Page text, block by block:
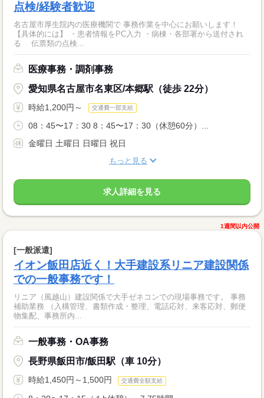
点検/経験者歓迎
名古屋市厚生院内の医療機関で 事務作業を中心にお願いします！
【具体的には】 ・患者情報をPC入力 ・病棟・各部署から送付され
る 伝票類の点検...
医療事務・調剤事務
愛知県名古屋市名東区/本郷駅（徒歩 22分）
時給1,200円～ 交通費一部支給
08：45〜17：30 8：45〜17：30（休憩60分）...
金曜日 土曜日 日曜日 祝日
もっと見る
求人詳細を見る
1週間以内公開
[一般派遣]
イオン飯田店近く！大手建設系リニア建設関係
での一般事務です！
リニア（風越山）建設関係で大手ゼネコンでの現場事務です。 事務
補助業務 （入構管理、書類作成・整理、電話応対、来客応対、郵便
物集配、事務所内...
一般事務・OA事務
長野県飯田市/飯田駅（車 10分）
時給1,450円～1,500円 交通費全額支給